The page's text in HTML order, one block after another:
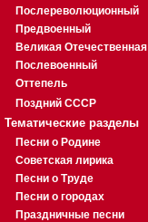
Послереволюционный
Предвоенный
Великая Отечественная
Послевоенный
Оттепель
Поздний СССР
Тематические разделы
Песни о Родине
Советская лирика
Песни о Труде
Песни о городах
Праздничные песни